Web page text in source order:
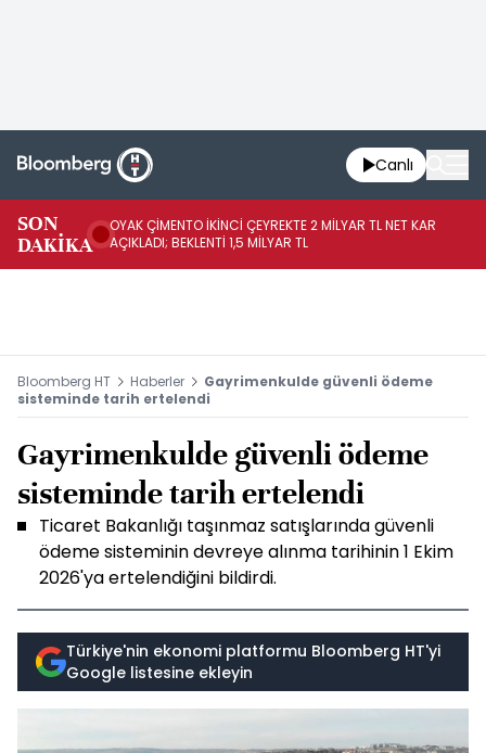
Canlı
SON
DAKİKA
OYAK ÇİMENTO İKİNCİ ÇEYREKTE 2 MİLYAR TL NET KAR
AÇIKLADI; BEKLENTİ 1,5 MİLYAR TL
Bloomberg HT Haberler
Gayrimenkulde güvenli ödeme
sisteminde tarih ertelendi
Gayrimenkulde güvenli ödeme
sisteminde tarih ertelendi
Ticaret Bakanlığı taşınmaz satışlarında güvenli
ödeme sisteminin devreye alınma tarihinin 1 Ekim
2026'ya ertelendiğini bildirdi.
Türkiye'nin ekonomi platformu Bloomberg HT'yi
Google listesine ekleyin